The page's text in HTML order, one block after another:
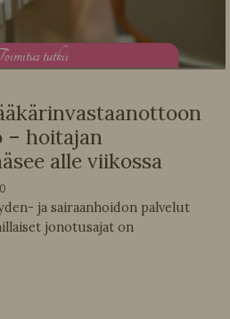
oimitus tutkii
– hoitajan
alle viikossa
ja sairaanhoidon palvelut
jonotusajat on